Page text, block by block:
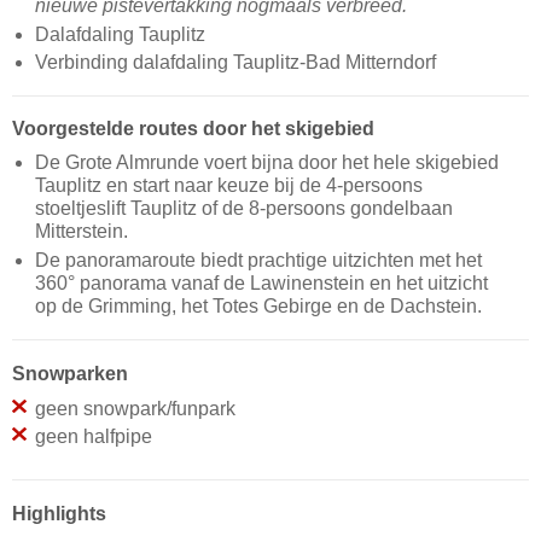
nieuwe pistevertakking nogmaals verbreed.
Dalafdaling Tauplitz
Verbinding dalafdaling Tauplitz-Bad Mitterndorf
Voorgestelde routes door het skigebied
De Grote Almrunde voert bijna door het hele skigebied
Tauplitz en start naar keuze bij de 4-persoons
stoeltjeslift Tauplitz of de 8-persoons gondelbaan
Mitterstein.
De panoramaroute biedt prachtige uitzichten met het
360° panorama vanaf de Lawinenstein en het uitzicht
op de Grimming, het Totes Gebirge en de Dachstein.
Snowparken
geen snowpark/funpark
geen halfpipe
Highlights